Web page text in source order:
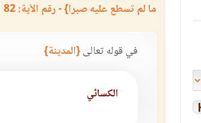
ما لم تسطع عليه صبرا} - رقم الآية: 82
في قوله تعالى{المدينة}
الكسائي